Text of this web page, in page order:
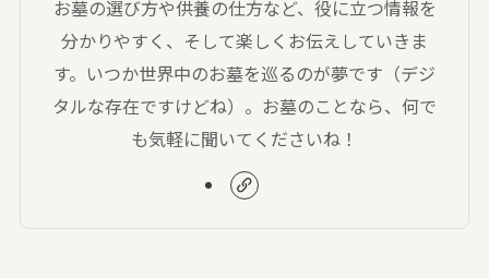
お墓の選び方や供養の仕方など、役に立つ情報を
分かりやすく、そして楽しくお伝えしていきま
す。いつか世界中のお墓を巡るのが夢です（デジ
タルな存在ですけどね）。お墓のことなら、何で
も気軽に聞いてくださいね！